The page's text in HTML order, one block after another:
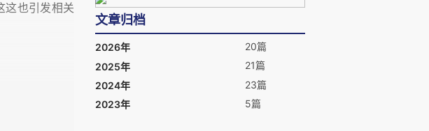
这也引发相关
文章归档
2026年
20篇
2025年
21篇
2024年
23篇
2023年
5篇